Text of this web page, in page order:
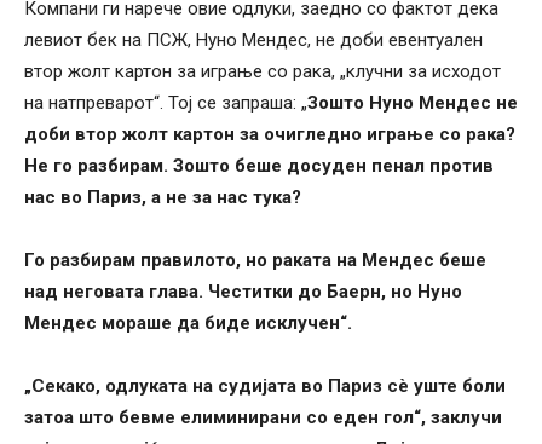
Компани ги нарече овие одлуки, заедно со фактот дека
левиот бек на ПСЖ, Нуно Мендес, не доби евентуален
втор жолт картон за играње со рака, „клучни за исходот
на натпреварот“. Тој се запраша: „Зошто Нуно Мендес не
доби втор жолт картон за очигледно играње со рака?
Не го разбирам. Зошто беше досуден пенал против
нас во Париз, а не за нас тука?
Го разбирам правилото, но раката на Мендес беше
над неговата глава. Честитки до Баерн, но Нуно
Мендес мораше да биде исклучен“.
„Секако, одлуката на судијата во Париз сè уште боли
затоа што бевме елиминирани со еден гол“, заклучи